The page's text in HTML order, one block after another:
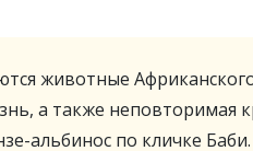
животные
а также неповторимая
альбинос по кличке